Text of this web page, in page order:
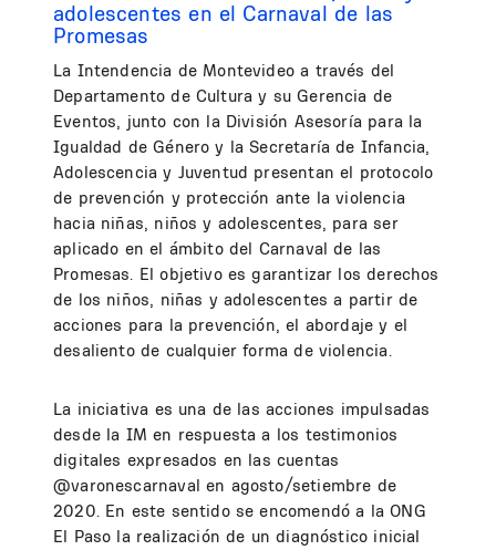
adolescentes en el Carnaval de las
Promesas
La Intendencia de Montevideo a través del
Departamento de Cultura y su Gerencia de
Eventos, junto con la División Asesoría para la
Igualdad de Género y la Secretaría de Infancia,
Adolescencia y Juventud presentan el protocolo
de prevención y protección ante la violencia
hacia niñas, niños y adolescentes, para ser
aplicado en el ámbito del Carnaval de las
Promesas. El objetivo es garantizar los derechos
de los niños, niñas y adolescentes a partir de
acciones para la prevención, el abordaje y el
desaliento de cualquier forma de violencia.
La iniciativa es una de las acciones impulsadas
desde la IM en respuesta a los testimonios
digitales expresados en las cuentas
@varonescarnaval en agosto/setiembre de
2020. En este sentido se encomendó a la ONG
El Paso la realización de un diagnóstico inicial